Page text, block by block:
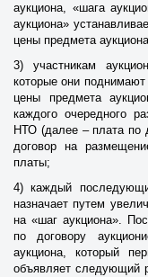
аукциона, «шага
аукциона»
цены предмета
3) участникам
которые они
цены предмета
каждого очередного
НТО (далее – плата по
договор на
платы;
4) каждый
назначает путем
на «шаг аукциона».
по договору
аукциона, который
объявляет следующий